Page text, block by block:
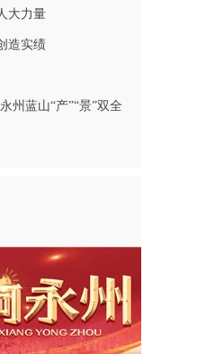
大力量
造实绩
州蓝山“产”“景”双全